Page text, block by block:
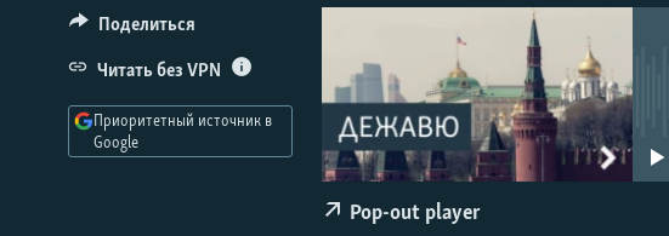
навигации
Вернутся
IDEL.РЕАЛИИ
КАВКАЗ.РЕАЛИИ
СЕВЕР.РЕАЛИИ
СИБИРЬ.РЕАЛИИ
Pop-out player
Поделиться
Читать без VPN
Приоритетный источник в
Google